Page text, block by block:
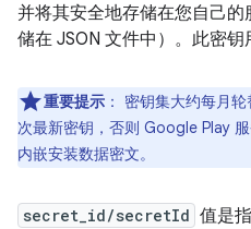
并将其安全地存储在您自己
储在 JSON 文件中）。此密钥
重要提示 ：
密钥集大约每月
次最新密钥，否则 Google Play
内嵌安装数据密文。
secret_id/secretId 值是